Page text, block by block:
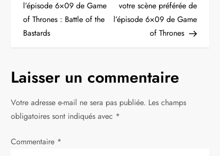
a
v
g
a
t
i
l’épisode 6×09 de Game
of Thrones : Battle of the
Bastards
votre scène préférée de
l’épisode 6×09 de Game
of Thrones
Laisser un commentaire
Votre adresse e-mail ne sera pas publiée. Les champs
obligatoires sont indiqués avec *
Commentaire *